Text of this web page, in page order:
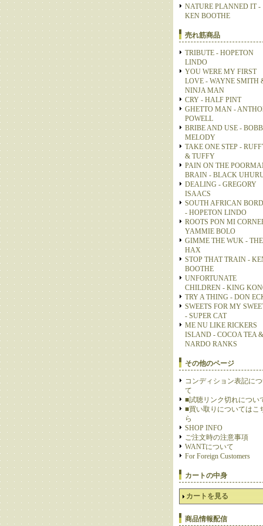
NATURE PLANNED IT -
KEN BOOTHE
売れ筋商品
TRIBUTE - HOPETON
LINDO
YOU WERE MY FIRST
LOVE - WAYNE SMITH
NINJA MAN
CRY - HALF PINT
GHETTO MAN -
POWELL
BRIBE AND USE -
MELODY
TAKE ONE STEP -
& TUFFY
PAIN ON THE
BRAIN - BLACK
DEALING - GREGORY
ISAACS
SOUTH AFRICAN
- HOPETON LINDO
ROOTS PON MI
YAMMIE BOLO
GIMME THE WUK - THE
HAX
STOP THAT TRAIN -
BOOTHE
UNFORTUNATE
CHILDREN - KING
TRY A THING - DON
SWEETS FOR MY
- SUPER CAT
ME NU LIKE RICKERS
ISLAND - COCOA TEA &
NARDO RANKS
その他のページ
コンディション表記に
て
■試聴リンク切れについ
■買い取りについてはこ
ら
SHOP INFO
ご注文時の注意事項
WANTについて
For Foreign Customers
カートの中身
カートを見る
商品情報配信